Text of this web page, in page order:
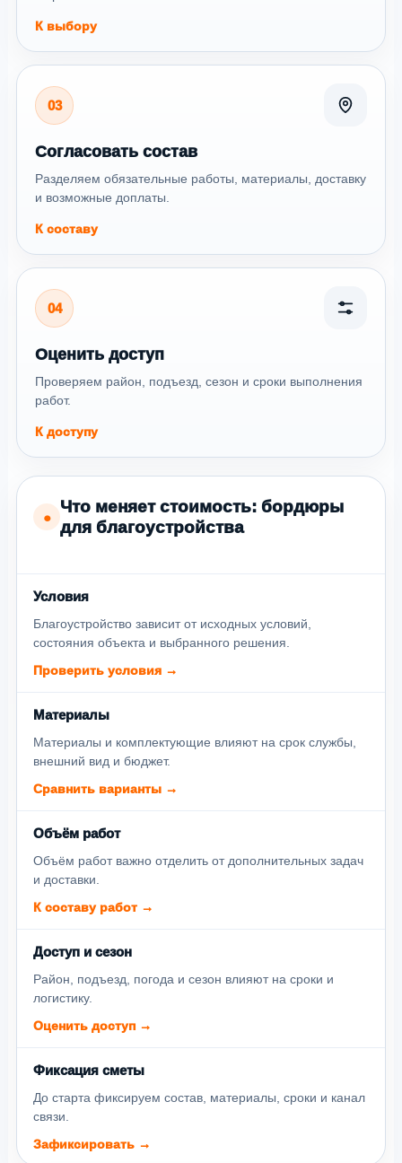
К выбору
03
Согласовать состав
Разделяем обязательные работы, материалы, доставку
и возможные доплаты.
К составу
04
Оценить доступ
Проверяем район, подъезд, сезон и сроки выполнения
работ.
К доступу
●
Что меняет стоимость: бордюры
для благоустройства
Условия
Благоустройство зависит от исходных условий,
состояния объекта и выбранного решения.
Проверить условия →
Материалы
Материалы и комплектующие влияют на срок службы,
внешний вид и бюджет.
Сравнить варианты →
Объём работ
Объём работ важно отделить от дополнительных задач
и доставки.
К составу работ →
Доступ и сезон
Район, подъезд, погода и сезон влияют на сроки и
логистику.
Оценить доступ →
Фиксация сметы
До старта фиксируем состав, материалы, сроки и канал
связи.
Зафиксировать →